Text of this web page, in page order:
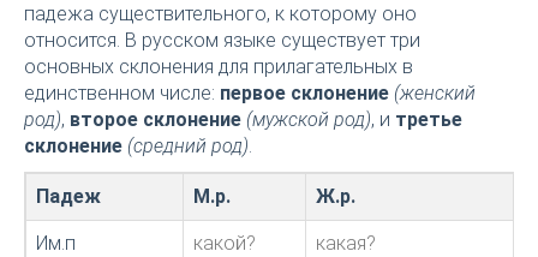
падежа существительного, к которому оно
относится. В русском языке существует три
основных склонения для прилагательных в
единственном числе: первое склонение (женский
род), второе склонение (мужской род), и третье
склонение (средний род).
Падеж М.р. Ж.р.
Им.п какой? какая?